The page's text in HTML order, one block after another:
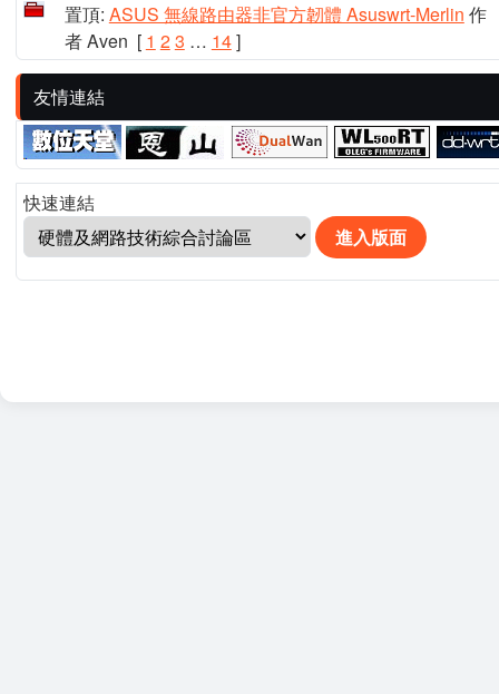
置頂: ASUS 無線路由器非官方韌體 Asuswrt-Merlin 作
者 Aven [ 1 23 … 14]
友情連結
快速連結